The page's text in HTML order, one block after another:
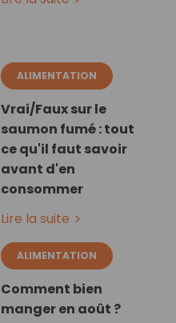
ALIMENTATION
Vrai/Faux sur le
saumon fumé : tout
ce qu'il faut savoir
avant d'en
consommer
Lire la suite
ALIMENTATION
Comment bien
manger en août ?